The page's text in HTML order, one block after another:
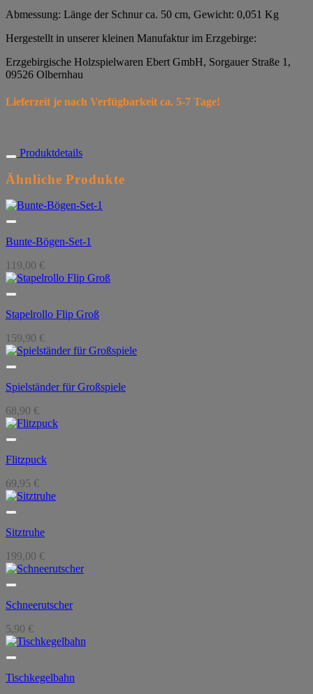
Abmessung: Länge der Schnur ca. 50 cm, Gewicht: 0,051 Kg
Hergestellt in unserer kleinen Manufaktur im Erzgebirge:
Erzgebirgische Holzspielwaren Ebert GmbH, Sorgauer Straße 1,
09526 Olbernhau
Lieferzeit je nach Verfügbarkeit ca. 5-7 Tage!
Produktdetails
Ähnliche Produkte
Bunte-Bögen-Set-1
119,00 €
Stapelrollo Flip Groß
159,90 €
Spielständer für Großspiele
68,90 €
Flitzpuck
69,95 €
Sitztruhe
199,00 €
Schneerutscher
5,90 €
Tischkegelbahn